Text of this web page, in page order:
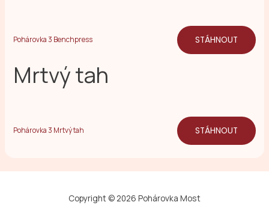
Pohárovka 3 Benchpress STÁHNOUT
Mrtvý tah
Pohárovka 3 Mrtvý tah STÁHNOUT
Copyright © 2026 Pohárovka Most